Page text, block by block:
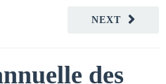
NEXT
des